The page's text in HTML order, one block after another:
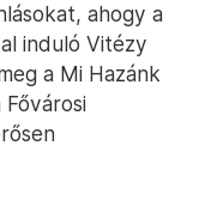
ahogy a
induló Vitézy
a Mi Hazánk